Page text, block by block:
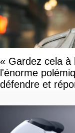
« Gardez cela à
l'énorme
défendre et